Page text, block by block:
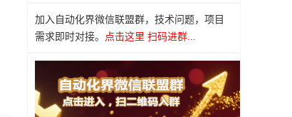
加入自动化界微信联盟群，技术问题，项目
需求即时对接。
点击这里 扫码进群...